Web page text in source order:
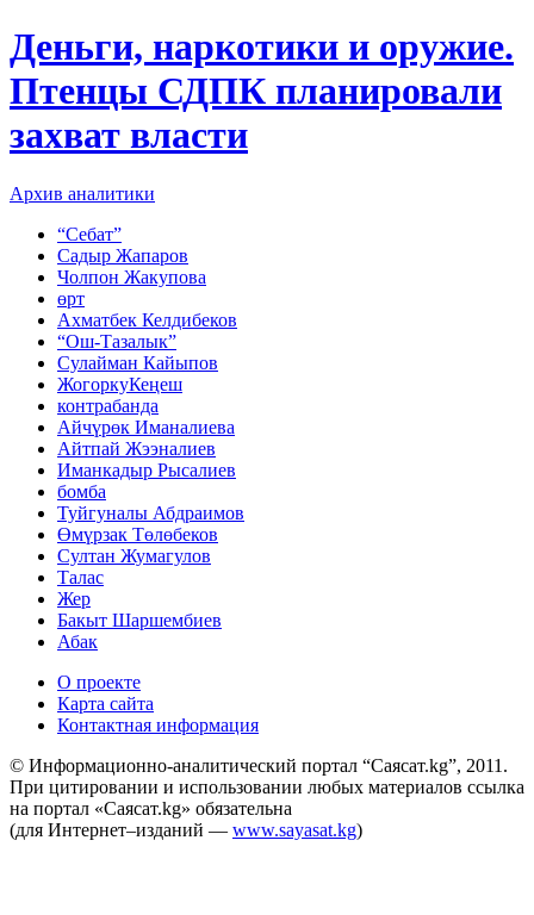
Деньги, наркотики и оружие.
Птенцы СДПК планировали
захват власти
Архив аналитики
“Себат”
Садыр Жапаров
Чолпон Жакупова
өрт
Ахматбек Келдибеков
“Ош-Тазалык”
Сулайман Кайыпов
ЖогоркуКеңеш
контрабанда
Айчүрөк Иманалиева
Айтпай Жээналиев
Иманкадыр Рысалиев
бомба
Туйгуналы Абдраимов
Өмүрзак Төлөбеков
Султан Жумагулов
Талас
Жер
Бакыт Шаршембиев
Абак
О проекте
Карта сайта
Контактная информация
© Информационно-аналитический портал “Саясат.kg”, 2011.
При цитировании и использовании любых материалов ссылка
на портал «Саясат.kg» обязательна
(для Интернет–изданий — www.sayasat.kg)